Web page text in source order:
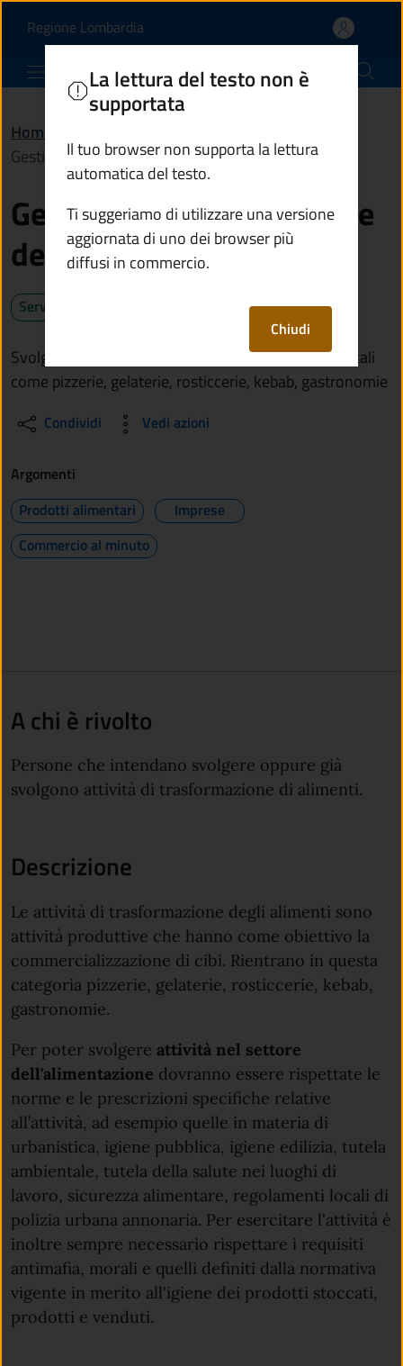
Gestire attività nel
Regione Lombardia(apre in un'altra scheda).
Comune di Paisco Loveno
Home
Gestire attività nel settore dell’alimentazione
Gestire attività nel settore
dell’alimentazione
Servizio attivo
Svolgere attività di trasformazione di alimenti in locali
come pizzerie, gelaterie, rosticcerie, kebab, gastronomie
Condividi Vedi azioni
La lettura del testo non è
supportata
Il tuo browser non supporta la lettura
automatica del testo.
Ti suggeriamo di utilizzare una versione
aggiornata di uno dei browser più
diffusi in commercio.
Chiudi
Argomenti
Prodotti alimentari
Imprese
Commercio al minuto
A chi è rivolto
Persone che intendano svolgere oppure già
svolgono attività di trasformazione di alimenti.
Descrizione
Le attività di trasformazione degli alimenti sono
attività produttive che hanno come obiettivo la
commercializzazione di cibi. Rientrano in questa
categoria pizzerie, gelaterie, rosticcerie, kebab,
gastronomie.
Per poter svolgere attività nel settore
dell'alimentazione dovranno essere rispettate le
norme e le prescrizioni specifiche relative
all’attività, ad esempio quelle in materia di
urbanistica, igiene pubblica, igiene edilizia, tutela
ambientale, tutela della salute nei luoghi di
lavoro, sicurezza alimentare, regolamenti locali di
polizia urbana annonaria. Per esercitare l'attività è
inoltre sempre necessario rispettare i requisiti
antimafia, morali e quelli definiti dalla normativa
vigente in merito all'igiene dei prodotti stoccati,
prodotti e venduti.